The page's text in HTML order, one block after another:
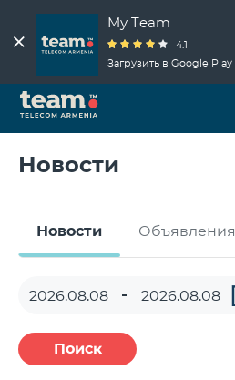
My Team
4.1
Загрузить в Google Play
Новости
Новости Объявления
Поиск